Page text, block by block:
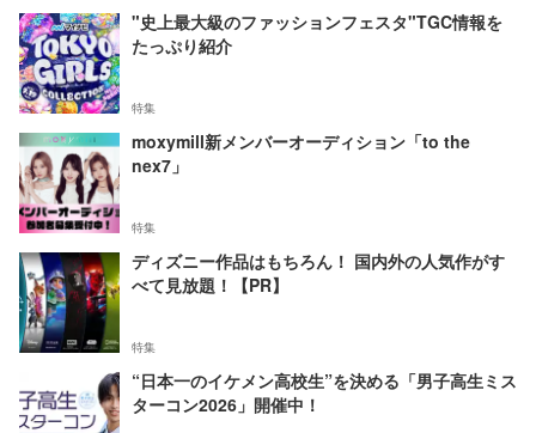
"史上最大級のファッションフェスタ"TGC情報を
たっぷり紹介
特集
moxymill新メンバーオーディション「to the
nex7」
特集
ディズニー作品はもちろん！ 国内外の人気作がす
べて見放題！【PR】
特集
“日本一のイケメン高校生”を決める「男子高生ミス
ターコン2026」開催中！